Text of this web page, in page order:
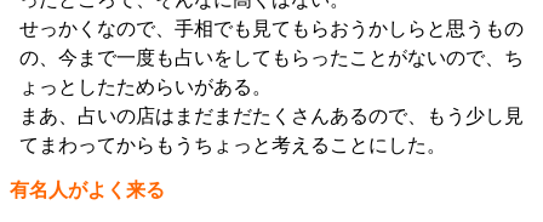
せっかくなので、手相でも見てもらおうかしらと思うもの
の、今まで一度も占いをしてもらったことがないので、ち
ょっとしたためらいがある。
まあ、占いの店はまだまだたくさんあるので、もう少し見
てまわってからもうちょっと考えることにした。
有名人がよく来る